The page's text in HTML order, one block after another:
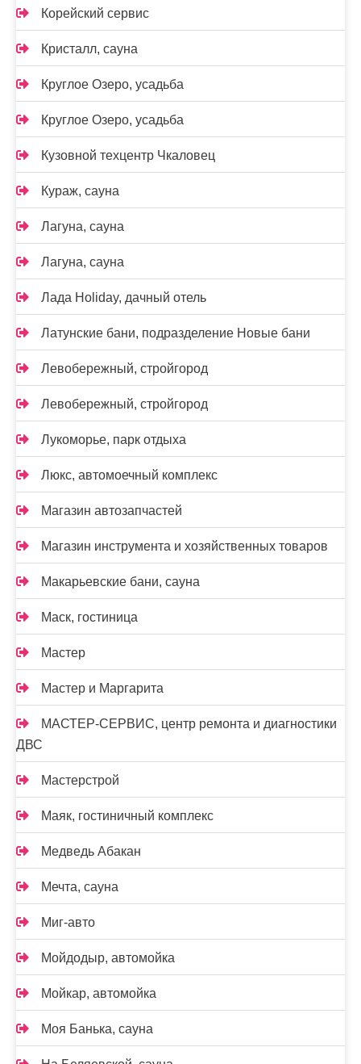
Корейский сервис
Кристалл, сауна
Круглое Озеро, усадьба
Круглое Озеро, усадьба
Кузовной техцентр Чкаловец
Кураж, сауна
Лагуна, сауна
Лагуна, сауна
Лада Holidаy, дачный отель
Латунские бани, подразделение Новые бани
Левобережный, стройгород
Левобережный, стройгород
Лукоморье, парк отдыха
Люкс, автомоечный комплекс
Магазин автозапчастей
Магазин инструмента и хозяйственных товаров
Макарьевские бани, сауна
Маск, гостиница
Мастер
Мастер и Маргарита
МАСТЕР-СЕРВИС, центр ремонта и диагностики
ДВС
Мастерстрой
Маяк, гостиничный комплекс
Медведь Абакан
Мечта, сауна
Миг-авто
Мойдодыр, автомойка
Мойкар, автомойка
Моя Банька, сауна